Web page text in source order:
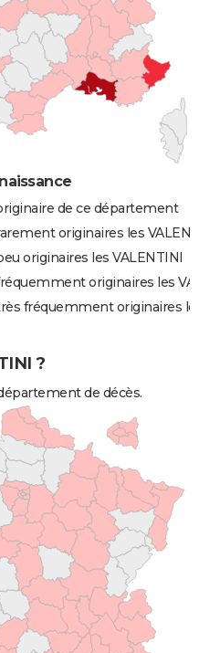
de ce département
originaires les
originaires les VALENTINI
originaires les
fréquemment originaires
?
de décès.